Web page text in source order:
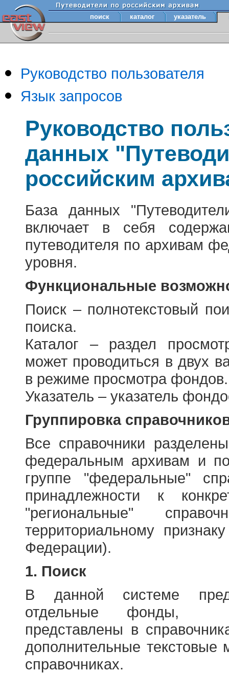
поиск каталог указатель
Руководство пользователя
Язык запросов
Руководство
данных
российским
База данных
включает в себя
путеводителя по архивам
уровня.
Функциональные
Поиск – полнотекстовый
поиска.
Каталог – раздел
может проводиться в двух
в режиме просмотра фондов.
Указатель – указатель
Группировка
Все справочники
федеральным архивам и
группе "федеральные"
принадлежности к
"региональные"
территориальному
Федерации).
1. Поиск
В данной системе
отдельные фонды,
представлены в
дополнительные
справочниках.